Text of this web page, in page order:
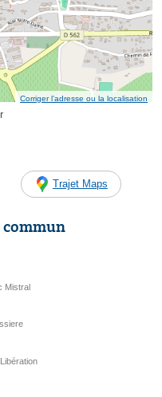
Corriger l’adresse ou la localisation
Trajet Maps
Mistral